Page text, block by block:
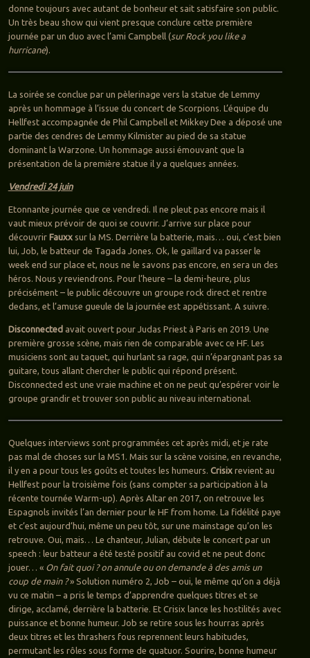
donne toujours avec autant de bonheur et sait satisfaire son public.
Un très beau show qui vient presque conclure cette première
journée par un duo avec l’ami Campbell (sur Rock you like a
hurricane).
La soirée se conclue par un pèlerinage vers la statue de Lemmy
après un hommage à l’issue du concert de Scorpions. L’équipe du
Hellfest accompagnée de Phil Campbell et Mikkey Dee a déposé une
partie des cendres de Lemmy Kilmister au pied de sa statue
dominant la Warzone. Un hommage aussi émouvant que la
présentation de la première statue il y a quelques années.
Vendredi 24 juin
Etonnante journée que ce vendredi. Il ne pleut pas encore mais il
vaut mieux prévoir de quoi se couvrir. J’arrive sur place pour
découvrir Fauxxsur la MS. Derrière la batterie, mais… oui, c’est bien
lui, Job, le batteur de Tagada Jones. Ok, le gaillard va passer le
week end sur place et, nous ne le savons pas encore, en sera un des
héros. Nous y reviendrons. Pour l’heure – la demi-heure, plus
précisément – le public découvre un groupe rock direct et rentre
dedans, et l’amuse gueule de la journée est appétissant. A suivre.
Disconnectedavait ouvert pour Judas Priest à Paris en 2019. Une
première grosse scène, mais rien de comparable avec ce HF. Les
musiciens sont au taquet, qui hurlant sa rage, qui n’épargnant pas sa
guitare, tous allant chercher le public qui répond présent.
Disconnected est une vraie machine et on ne peut qu’espérer voir le
groupe grandir et trouver son public au niveau international.
Quelques interviews sont programmées cet après midi, et je rate
pas mal de choses sur la MS1. Mais sur la scène voisine, en revanche,
il y en a pour tous les goûts et toutes les humeurs. Crisixrevient au
Hellfest pour la troisième fois (sans compter sa participation à la
récente tournée Warm-up). Après Altar en 2017, on retrouve les
Espagnols invités l’an dernier pour le HF from home. La fidélité paye
et c’est aujourd’hui, même un peu tôt, sur une mainstage qu’on les
retrouve. Oui, mais… Le chanteur, Julian, débute le concert par un
speech : leur batteur a été testé positif au covid et ne peut donc
jouer… « On fait quoi ? on annule ou on demande à des amis un
coup de main ?» Solution numéro 2, Job – oui, le même qu’on a déjà
vu ce matin – a pris le temps d’apprendre quelques titres et se
dirige, acclamé, derrière la batterie. Et Crisix lance les hostilités avec
puissance et bonne humeur. Job se retire sous les hourras après
deux titres et les thrashers fous reprennent leurs habitudes,
permutant les rôles sous forme de quatuor. Sourire, bonne humeur